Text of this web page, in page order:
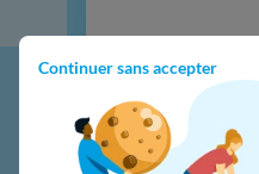
Continuer sans accepter